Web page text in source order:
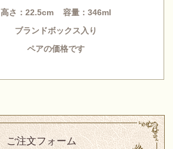
高さ：22.5cm 容量 ：346ml
ブランドボックス入り
ペアの価格です
ご注文フォーム